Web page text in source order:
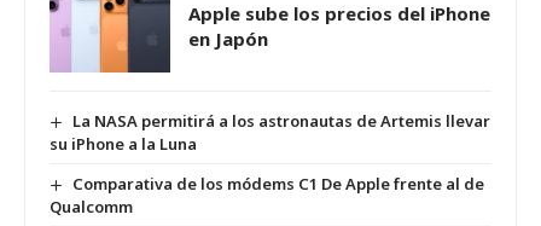
Apple sube los precios del iPhone
en Japón
La NASA permitirá a los astronautas de Artemis llevar
su iPhone a la Luna
Comparativa de los módems C1 De Apple frente al de
Qualcomm